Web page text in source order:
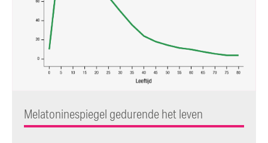
Melatoninespiegel gedurende het leven